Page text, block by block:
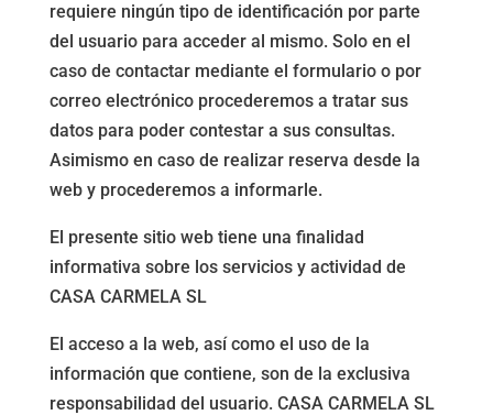
requiere ningún tipo de identificación por parte
del usuario para acceder al mismo. Solo en el
caso de contactar mediante el formulario o por
correo electrónico procederemos a tratar sus
datos para poder contestar a sus consultas.
Asimismo en caso de realizar reserva desde la
web y procederemos a informarle.
El presente sitio web tiene una finalidad
informativa sobre los servicios y actividad de
CASA CARMELA SL
El acceso a la web, así como el uso de la
información que contiene, son de la exclusiva
responsabilidad del usuario. CASA CARMELA SL